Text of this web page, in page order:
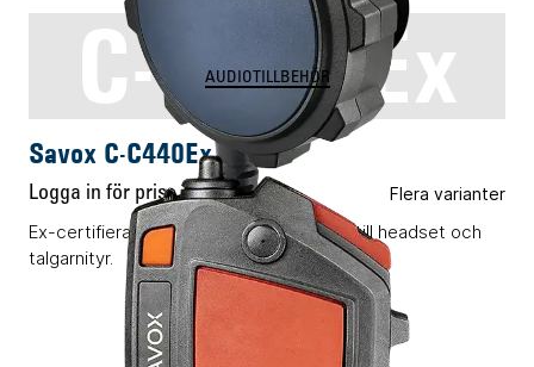
C-C440Ex
AUDIOTILLBEHÖR
Savox C-C440Ex
Logga in för pris Flera varianter
Ex-certifierad PTT-knapp för anslutning till headset och
talgarnityr.